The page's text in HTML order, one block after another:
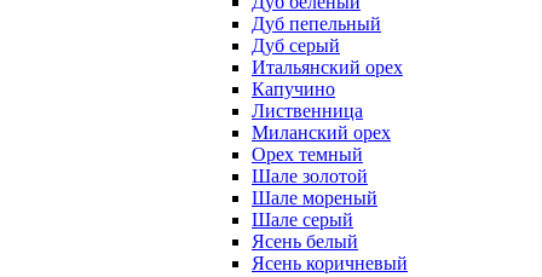
Дуб пепельный
Дуб серый
Итальянский орех
Капучино
Лиственница
Миланский орех
Орех темный
Шале золотой
Шале мореный
Шале серый
Ясень белый
Ясень коричневый